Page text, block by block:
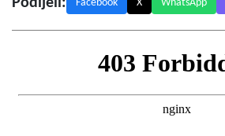
Facebook X WhatsApp